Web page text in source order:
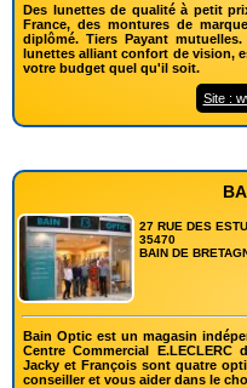
Des lunettes de qualité à petit
France, des montures de
diplômé. Tiers Payant
lunettes alliant confort de vision,
votre budget quel qu'il soit.
Site :
27 RUE DES
35470
BAIN DE
Bain Optic est un magasin
Centre Commercial
Jacky et François sont quatre
conseiller et vous aider dans le